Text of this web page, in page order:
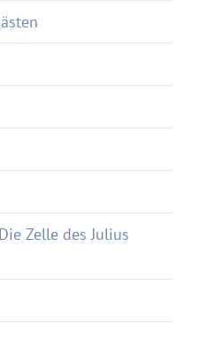
Zelle des Julius